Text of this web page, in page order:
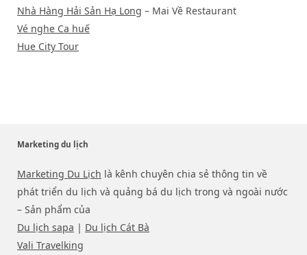
Nhà Hàng Hải Sản Hạ Long – Mai Về Restaurant
Vé nghe Ca huế
Hue City Tour
Marketing du lịch
Marketing Du Lịch là kênh chuyên chia sẻ thông tin về
phát triển du lịch và quảng bá du lịch trong và ngoài nước
– Sản phẩm của
Du lịch sapa | Du lịch Cát Bà
Vali Travelking